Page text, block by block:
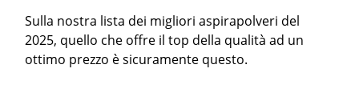
Sulla nostra lista dei migliori aspirapolveri del
2025, quello che offre il top della qualità ad un
ottimo prezzo è sicuramente questo.